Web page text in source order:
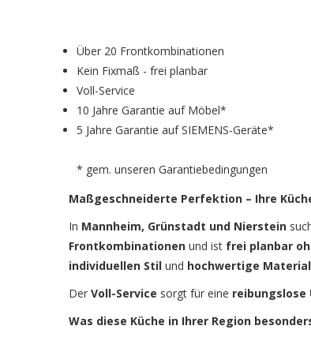
Über 20 Frontkombinationen
Kein Fixmaß - frei planbar
Voll-Service
10 Jahre Garantie auf Möbel*
5 Jahre Garantie auf SIEMENS-Geräte*
* gem. unseren Garantiebedingungen
Maßgeschneiderte Perfektion – Ihre
In Mannheim, Grünstadt und Nierstein
Frontkombinationen und ist frei planbar
individuellen Stil und hochwertige
Der Voll-Service sorgt für eine reibungslose
Was diese Küche in Ihrer Region